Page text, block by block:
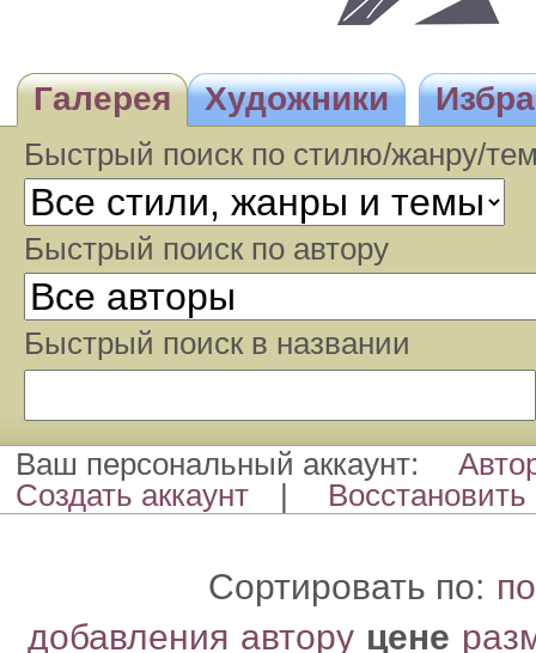
Галерея Художники
Быстрый поиск по стилю/жанру/
Быстрый поиcк по автору
Быстрый поиcк в названии
Ваш персональный аккаунт:
Создать аккаунт
| Восстановить
Сортировать по:
добавления автору цене